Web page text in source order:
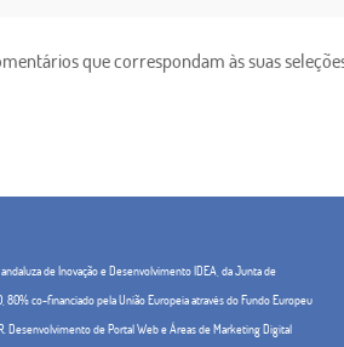
que correspondam às suas
de Inovação e Desenvolvimento IDEA, da Junta de
80% co-financiado pela União Europeia através do Fundo Europeu
Desenvolvimento de Portal Web e Áreas de Marketing Digital